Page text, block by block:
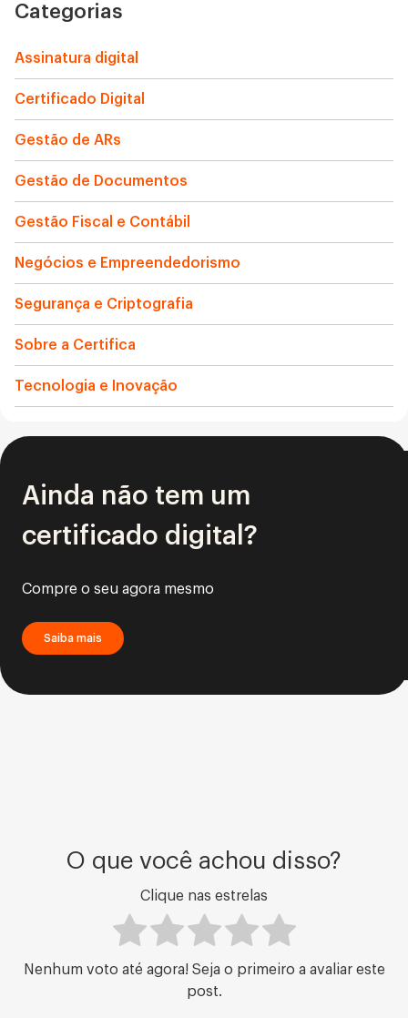
Categorias
Assinatura digital
Certificado Digital
Gestão de ARs
Gestão de Documentos
Gestão Fiscal e Contábil
Negócios e Empreendedorismo
Segurança e Criptografia
Sobre a Certifica
Tecnologia e Inovação
Ainda não tem um
certificado digital?
Compre o seu agora mesmo
Saiba mais
O que você achou disso?
Clique nas estrelas
Nenhum voto até agora! Seja o primeiro a avaliar este
post.